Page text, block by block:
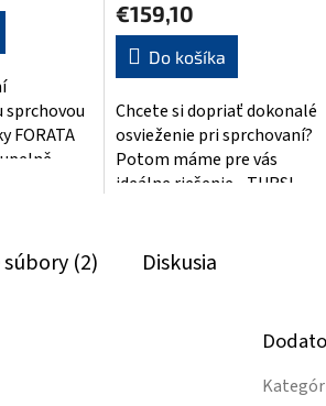
FORATA
€159,10
Do košíka
Chcete si dopriať dokonalé
osvieženie pri sprchovaní?
Potom máme pre vás
ideálne riešenie - TURSI
súbory (2) Diskusia